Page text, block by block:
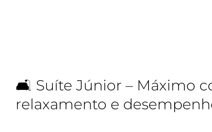
🛋️ Suíte Júnior – Máximo
relaxamento e